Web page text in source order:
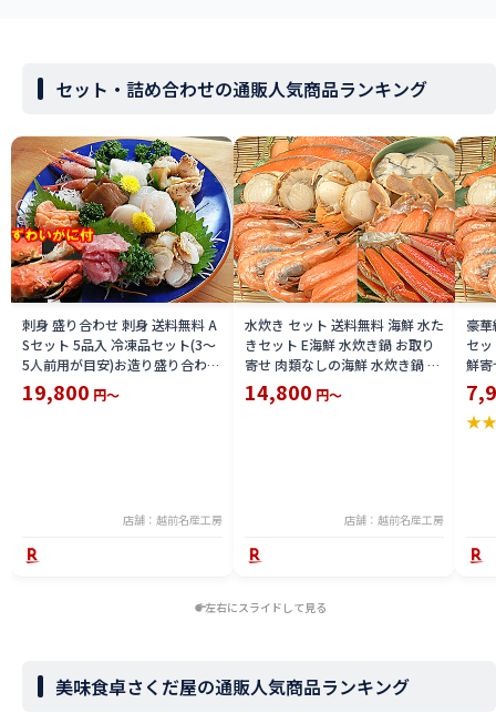
セット・詰め合わせの通販人気商品ランキング
刺身 盛り合わせ 刺身 送料無料 A
Sセット 5品入 冷凍品セット(3〜
5人前用が目安)お造り盛り合わせ
刺身 セット +ずわいがに 2尾 付
刺身盛り合わせ+ズワイガニ 姿
19,800 円～
店舗：越前名産工房
水炊き セット 送料無料 海鮮 水た
きセット E海鮮 水炊き鍋 お取り
寄せ 肉類なしの海鮮 水炊き鍋 具
セットみずたき 用 海鮮の具のみ
水炊きセット 送料無料 送料込 価
14,800 円～
店舗：越前名産工房
豪
セ
鮮寄
材
セ
目安
★
左右にスライドして見る
美味食卓さくだ屋の通販人気商品ランキング